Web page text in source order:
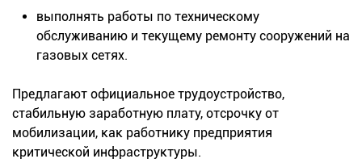
выполнять работы по техническому
обслуживанию и текущему ремонту сооружений на
газовых сетях.
Предлагают официальное трудоустройство,
стабильную заработную плату, отсрочку от
мобилизации, как работнику предприятия
критической инфраструктуры.